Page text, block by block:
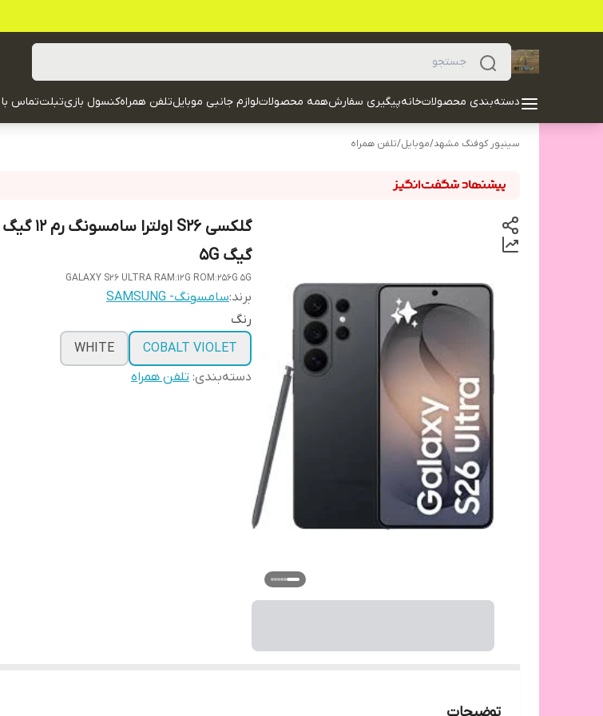
دسته‌بندی محصولاتخانهپیگیری سفارشهمه محصولاتلوازم جانبی موبایلتلفن همراهکنسول بازیتبلتتماس با
سینیور کوفنگ مشهد/موبایل/تلفن همراه
گیگ 5G
GALAXY S26 ULTRA RAM:12G ROM:256G 5G
برند:سامسونگ- SAMSUNG
رنگ
COBALT VIOLET
WHITE
دسته‌بندی: تلفن همراه